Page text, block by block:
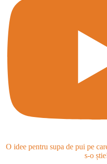
O idee pentru supa de pui pe
s-o